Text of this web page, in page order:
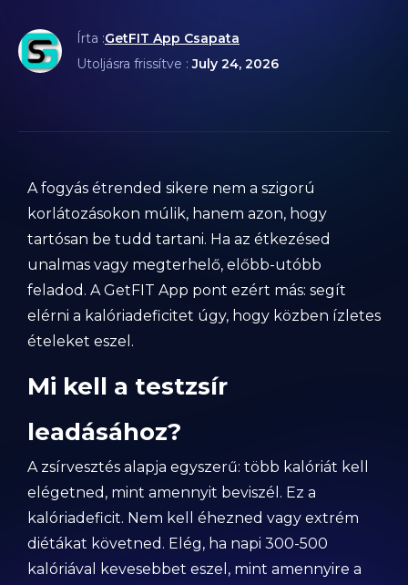
Írta :GetFIT App Csapata
Utoljásra frissítve :July 24, 2026
A fogyás étrended sikere nem a szigorú
korlátozásokon múlik, hanem azon, hogy
tartósan be tudd tartani. Ha az étkezésed
unalmas vagy megterhelő, előbb-utóbb
feladod. A GetFIT App pont ezért más: segít
elérni a kalóriadeficitet úgy, hogy közben ízletes
ételeket eszel.
Mi kell a testzsír
leadásához?
A zsírvesztés alapja egyszerű: több kalóriát kell
elégetned, mint amennyit beviszél. Ez a
kalóriadeficit. Nem kell éhezned vagy extrém
diétákat követned. Elég, ha napi 300-500
kalóriával kevesebbet eszel, mint amennyire a